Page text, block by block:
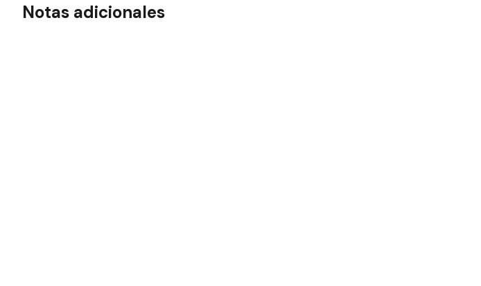
Notas adicionales